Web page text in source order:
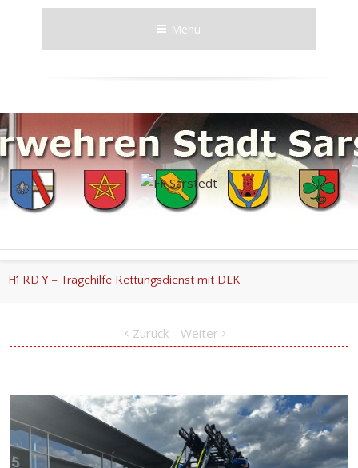
Menü
H1 RD Y – Tragehilfe Rettungsdienst mit DLK
Zurück Weiter